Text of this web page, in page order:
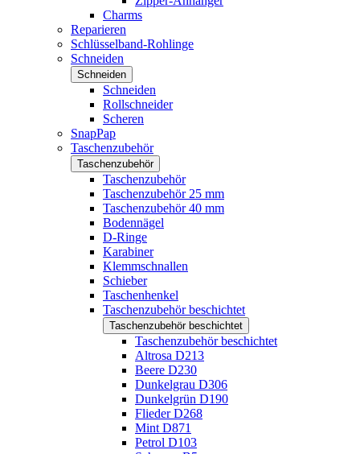
Charms
Reparieren
Schlüsselband-Rohlinge
Schneiden
Schneiden
Schneiden
Rollschneider
Scheren
SnapPap
Taschenzubehör
Taschenzubehör
Taschenzubehör
Taschenzubehör 25 mm
Taschenzubehör 40 mm
Bodennägel
D-Ringe
Karabiner
Klemmschnallen
Schieber
Taschenhenkel
Taschenzubehör beschichtet
Taschenzubehör beschichtet
Taschenzubehör beschichtet
Altrosa D213
Beere D230
Dunkelgrau D306
Dunkelgrün D190
Flieder D268
Mint D871
Petrol D103